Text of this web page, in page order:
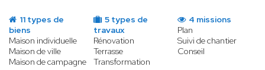
11 types de
biens
Maison individuelle
Maison de ville
Maison de campagne
5 types de
travaux
Rénovation
Terrasse
Transformation
4 missions
Plan
Suivi de chantier
Conseil